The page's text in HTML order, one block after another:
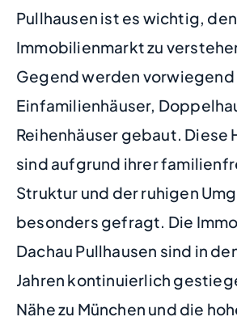
Pullhausen ist es wichtig,
Immobilienmarkt zu
Gegend werden vorwiegend
Einfamilienhäuser,
Reihenhäuser gebaut. Diese
sind aufgrund ihrer
Struktur und der ruhigen
besonders gefragt. Die
Dachau Pullhausen sind in
Jahren kontinuierlich
Nähe zu München und die